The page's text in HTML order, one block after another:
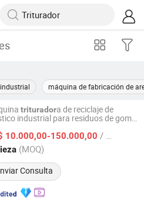
máquina de fabricación de
trituradora de reciclaje de
industrial para residuos de goma
de triturado versátil para
y neumáticos para línea de
ecológica
10.000,00-150.000,00 / Pieza
(MOQ)
Consulta
(Foshan) Co., Ltd
Desde 2026